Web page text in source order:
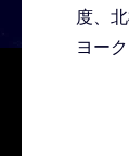
度、
ヨー